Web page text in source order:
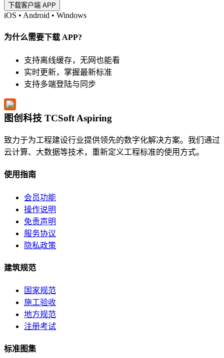
下载客户端 APP
iOS • Android • Windows
为什么需要下载 APP?
支持离线缓存，无网也能看
实时更新，掌握最新标准
支持多端登陆与同步
图创科技 TCSoft Aspiring
致力于为工程建设行业提供领先的数字化解决方案。我们通过
云计算、大数据等技术，重新定义工程标准的使用方式。
使用指南
会员功能
操作说明
免责声明
服务协议
隐私政策
建筑规范
国家规范
施工验收
地方规范
注册考试
标准图集